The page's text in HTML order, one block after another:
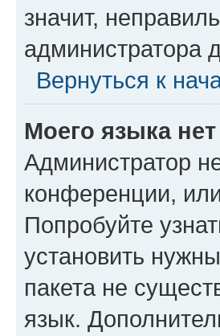
значит,
администратора
Вернуться к
Моего языка
Администратор
конференции,
Попробуйте
установить
пакета не
язык.